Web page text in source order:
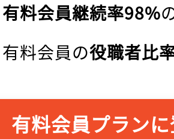
有料会員継続率98%
有料会員の役職者比
有料会員プラン